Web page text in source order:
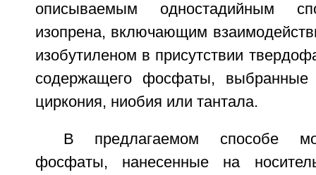
описываемым одностадийным
изопрена, включающим
изобутиленом в присутствии
содержащего фосфаты,
циркония, ниобия или тантала.
В предлагаемом способе
фосфаты, нанесенные на